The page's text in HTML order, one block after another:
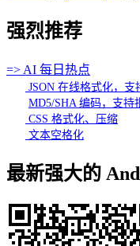
强烈推荐
=> AI 每日热点
JSON 在线格式化，支
MD5/SHA 编码，支持
CSS 格式化、压缩
文本空格化
最新强大的